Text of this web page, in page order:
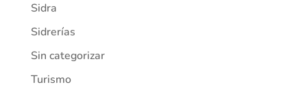
Sidra
Sidrerías
Sin categorizar
Turismo